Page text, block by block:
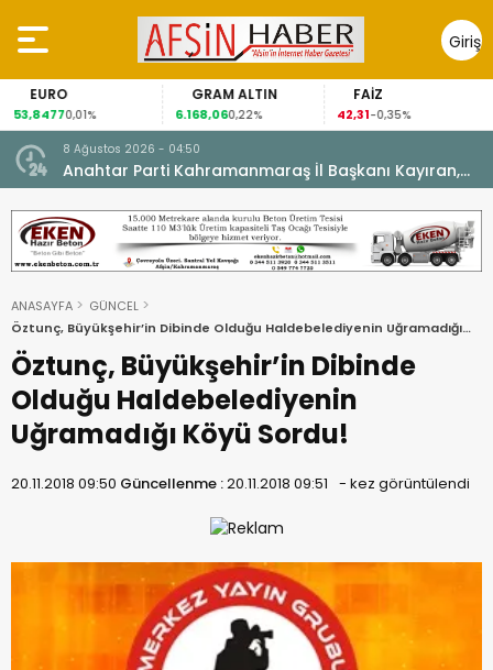
Giriş
Yap
EURO
53,84770,01%
GRAM ALTIN
6.168,060,22%
FAİZ
42,31-0,35%
8 Ağustos 2026 - 04:50
Anahtar Parti Kahramanmaraş İl Başkanı Kayıran,
Afşin Teşkilatı ile buluştu.
ANASAYFA
GÜNCEL
Öztunç, Büyükşehir’in Dibinde Olduğu Haldebelediyenin Uğramadığı
Köyü Sordu!
Öztunç, Büyükşehir’in Dibinde
Olduğu Haldebelediyenin
Uğramadığı Köyü Sordu!
20.11.2018 09:50 Güncellenme :20.11.2018 09:51 - kez görüntülendi